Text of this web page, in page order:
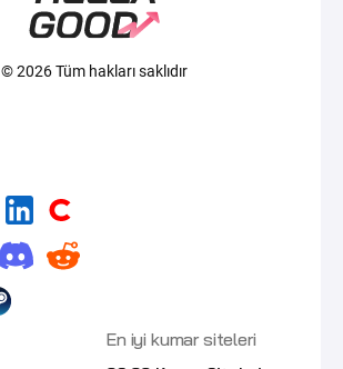
© 2026 Tüm hakları saklıdır
En iyi kumar siteleri